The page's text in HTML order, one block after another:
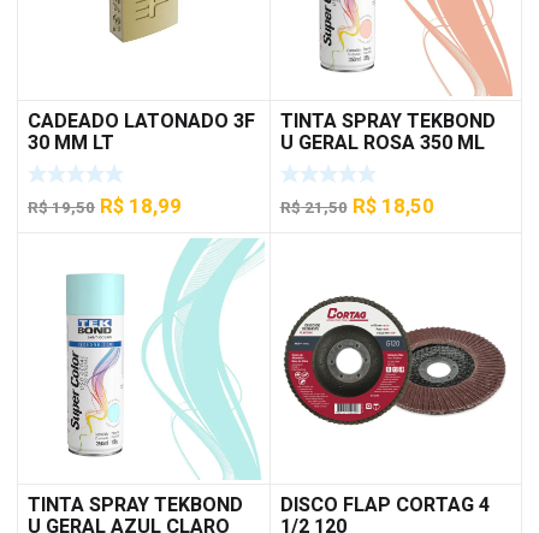
CADEADO LATONADO 3F
30 MM LT
R$19,50 O
R$ 19,50.
R$ 18,99
preço
atual
é:
R$ 18,99.
TINTA SPRAY TEKBOND
U GERAL ROSA 350 ML
R$21,50 O
era:
R$ 21,50.
R$18,50O
R$ 18,50.
TINTA SPRAY TEKBOND
U GERAL AZUL CLARO
DISCO FLAP CORTAG 4
1/2 120